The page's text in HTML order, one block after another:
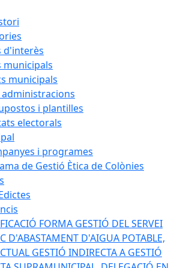
d'interès
municipals
municipals
i plantilles
electorals
i programes
de Gestió Ètica de Colònies
FORMA GESTIÓ DEL SERVEI
D'ABASTAMENT D'AIGUA POTABLE,
GESTIÓ INDIRECTA A GESTIÓ